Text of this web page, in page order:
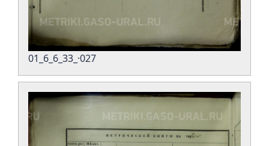
01_6_6_33_·027